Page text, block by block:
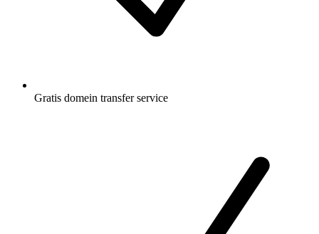
Gratis domein transfer service